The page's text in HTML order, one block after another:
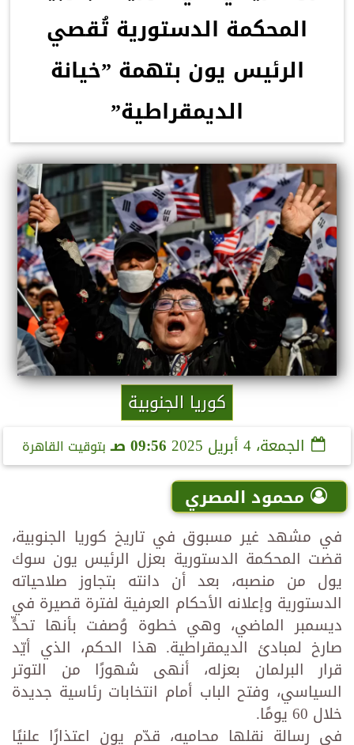
المحكمة الدستورية تُقصي
الرئيس يون بتهمة ”خيانة
الديمقراطية”
كوريا الجنوبية
الجمعة، 4 أبريل 2025 09:56 صـ بتوقيت القاهرة
محمود المصري
في مشهد غير مسبوق في تاريخ كوريا الجنوبية،
قضت المحكمة الدستورية بعزل الرئيس يون سوك
يول من منصبه، بعد أن دانته بتجاوز صلاحياته
الدستورية وإعلانه الأحكام العرفية لفترة قصيرة في
ديسمبر الماضي، وهي خطوة وُصفت بأنها تحدٍّ
صارخ لمبادئ الديمقراطية. هذا الحكم، الذي أيّد
قرار البرلمان بعزله، أنهى شهورًا من التوتر
السياسي، وفتح الباب أمام انتخابات رئاسية جديدة
خلال 60 يومًا.
في رسالة نقلها محاميه، قدّم يون اعتذارًا علنيًا